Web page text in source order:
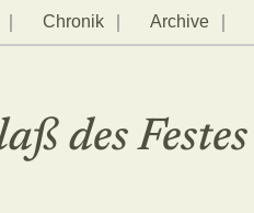
Chronik Archive
des